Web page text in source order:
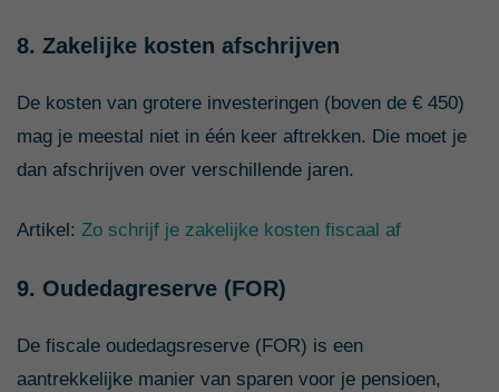
8. Zakelijke kosten afschrijven
De kosten van grotere investeringen (boven de € 450)
mag je meestal niet in één keer aftrekken. Die moet je
dan afschrijven over verschillende jaren.
Artikel: Zo schrijf je zakelijke kosten fiscaal af
9. Oudedagreserve (FOR)
De fiscale oudedagsreserve (FOR) is een
aantrekkelijke manier van sparen voor je pensioen,